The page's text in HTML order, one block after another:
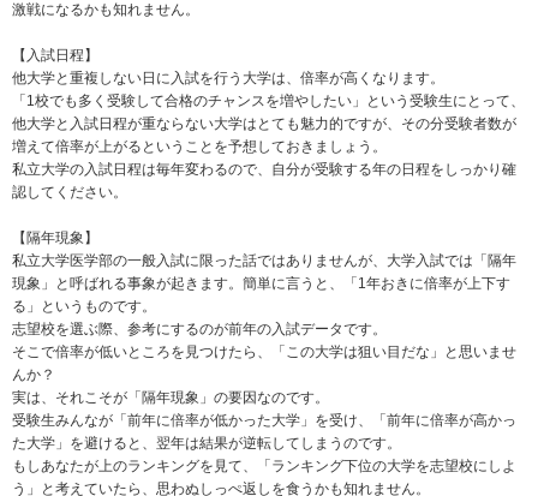
激戦になるかも知れません。
【入試日程】
他大学と重複しない日に入試を行う大学は、倍率が高くなります。
「1校でも多く受験して合格のチャンスを増やしたい」という受験生にとって、
他大学と入試日程が重ならない大学はとても魅力的ですが、その分受験者数が
増えて倍率が上がるということを予想しておきましょう。
私立大学の入試日程は毎年変わるので、自分が受験する年の日程をしっかり確
認してください。
【隔年現象】
私立大学医学部の一般入試に限った話ではありませんが、大学入試では「隔年
現象」と呼ばれる事象が起きます。簡単に言うと、「1年おきに倍率が上下す
る」というものです。
志望校を選ぶ際、参考にするのが前年の入試データです。
そこで倍率が低いところを見つけたら、「この大学は狙い目だな」と思いませ
んか？
実は、それこそが「隔年現象」の要因なのです。
受験生みんなが「前年に倍率が低かった大学」を受け、「前年に倍率が高かっ
た大学」を避けると、翌年は結果が逆転してしまうのです。
もしあなたが上のランキングを見て、「ランキング下位の大学を志望校にしよ
う」と考えていたら、思わぬしっぺ返しを食うかも知れません。